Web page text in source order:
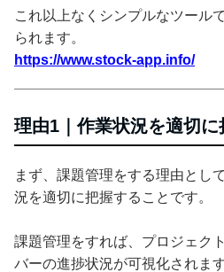
これ以上なくシンプルなツール
られます。
https://www.stock-app.info/
理由1｜作業状況を適切
まず、課題管理をする理由とし
況を適切に把握することです。
課題管理をすれば、プロジェク
バーの進捗状況が可視化されま